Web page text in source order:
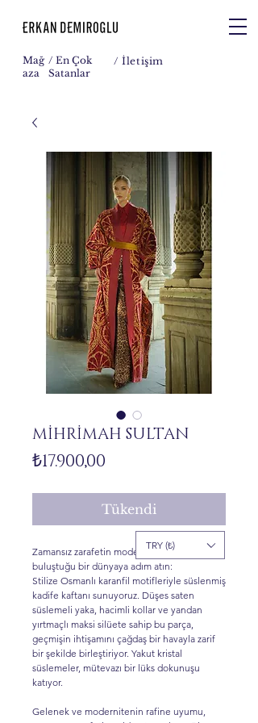
Mağ
aza
/ En Çok
Satanlar
/ İletişim
MİHRİMAH SULTAN
₺17.900,00
Tükendi
Zamansız zarafetin modern sofistikelikle
buluştuğu bir dünyaya adım atın:
Stilize Osmanlı karanfil motifleriyle süslenmiş
kadife kaftanı sunuyoruz. Düşes saten
süslemeli yaka, hacimli kollar ve yandan
yırtmaçlı maksi silüete sahip bu parça,
geçmişin ihtişamını çağdaş bir havayla zarif
bir şekilde birleştiriyor. Yakut kristal
süslemeler, mütevazı bir lüks dokunuşu
katıyor.
Gelenek ve modernitenin rafine uyumu,
TRY (₺)